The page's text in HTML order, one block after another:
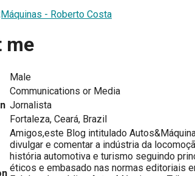
- Roberto Costa
me
Male
Communications or Media
Jornalista
Fortaleza, Ceará, Brazil
Amigos,este Blog intitulado
divulgar e comentar a indústria da
história automotiva e turismo seguindo
éticos e embasado nas normas editoriais